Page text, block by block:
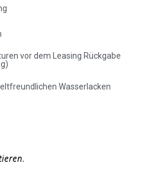
vor dem Leasing Rückgabe
Wasserlacken